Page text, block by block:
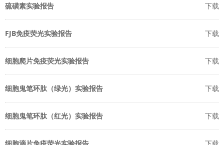
硫磺素实验报告 下载
FJB免疫荧光实验报告 下载
细胞爬片免疫荧光实验报告 下载
细胞鬼笔环肽（绿光）实验报告 下载
细胞鬼笔环肽（红光）实验报告 下载